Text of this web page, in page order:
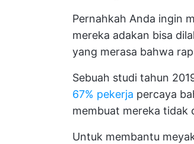
Pernahkah Anda ingin
mereka adakan bisa
yang merasa bahwa
Sebuah studi tahun
67% pekerja percaya
membuat mereka tidak
Untuk membantu